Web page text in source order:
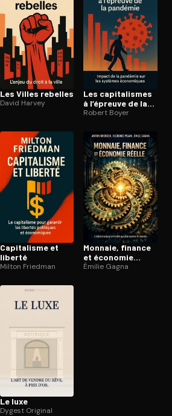
Les Villes rebelles
David Harvey
Les ca­pi­ta­lismes
à l’épreuve de la
pandémie
Robert Boyer
Capitalisme et
liberté
Milton Friedman
Monnaie, finance
et économie
réelle
Émilie Gagna
Le luxe
Dygest Original